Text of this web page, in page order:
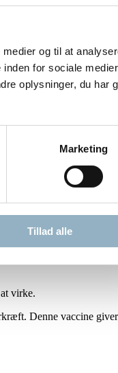
og til at
for sociale
oplysninger, du har
Marketing
Tillad alle
fast på overfladen
virus fra et menneske
den kunne stadig
virke.
Denne vaccine